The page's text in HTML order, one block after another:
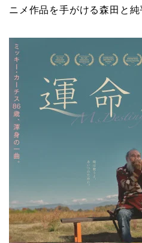
ニメ作品を手がける森田と純